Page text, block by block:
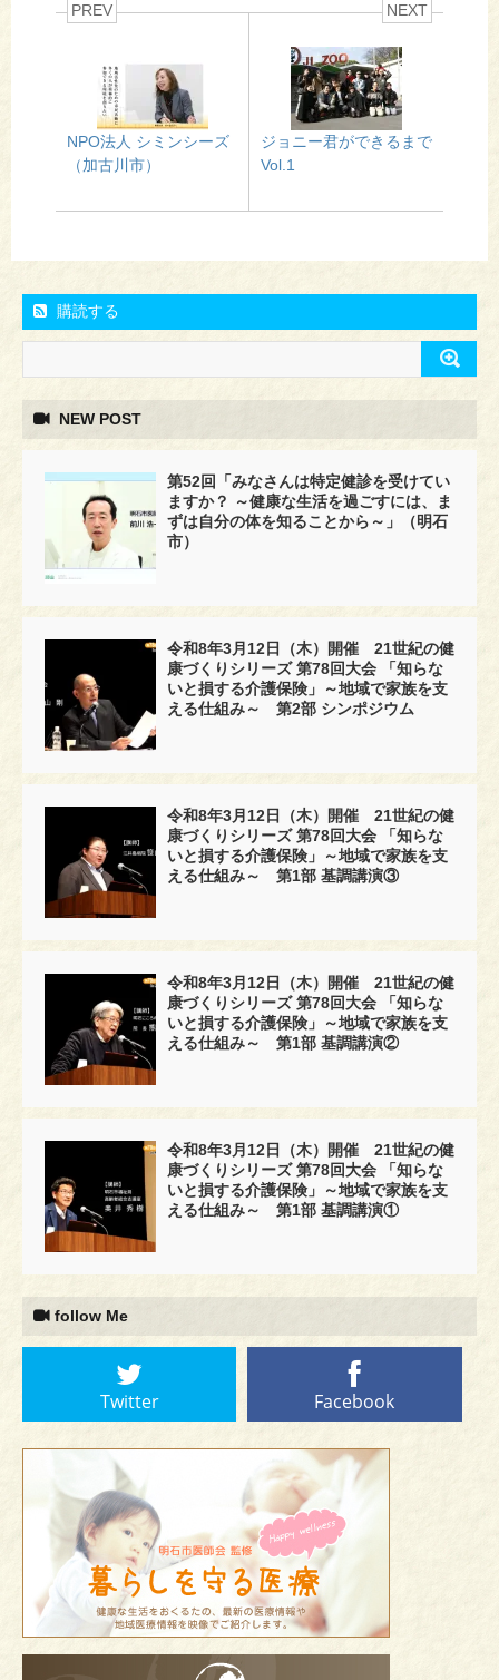
PREV
NPO法人 シミンシーズ
（加古川市）
NEXT
ジョニー君ができるまで
Vol.1
購読する
NEW POST
第52回「みなさんは特定健診を受けてい
ますか？ ～健康な生活を過ごすには、ま
ずは自分の体を知ることから～」（明石
市）
令和8年3月12日（木）開催 21世紀の健
康づくりシリーズ 第78回大会 「知らな
いと損する介護保険」～地域で家族を支
える仕組み～ 第2部 シンポジウム
令和8年3月12日（木）開催 21世紀の健
康づくりシリーズ 第78回大会 「知らな
いと損する介護保険」～地域で家族を支
える仕組み～ 第1部 基調講演③
令和8年3月12日（木）開催 21世紀の健
康づくりシリーズ 第78回大会 「知らな
いと損する介護保険」～地域で家族を支
える仕組み～ 第1部 基調講演②
令和8年3月12日（木）開催 21世紀の健
康づくりシリーズ 第78回大会 「知らな
いと損する介護保険」～地域で家族を支
える仕組み～ 第1部 基調講演①
follow Me
Twitter Facebook